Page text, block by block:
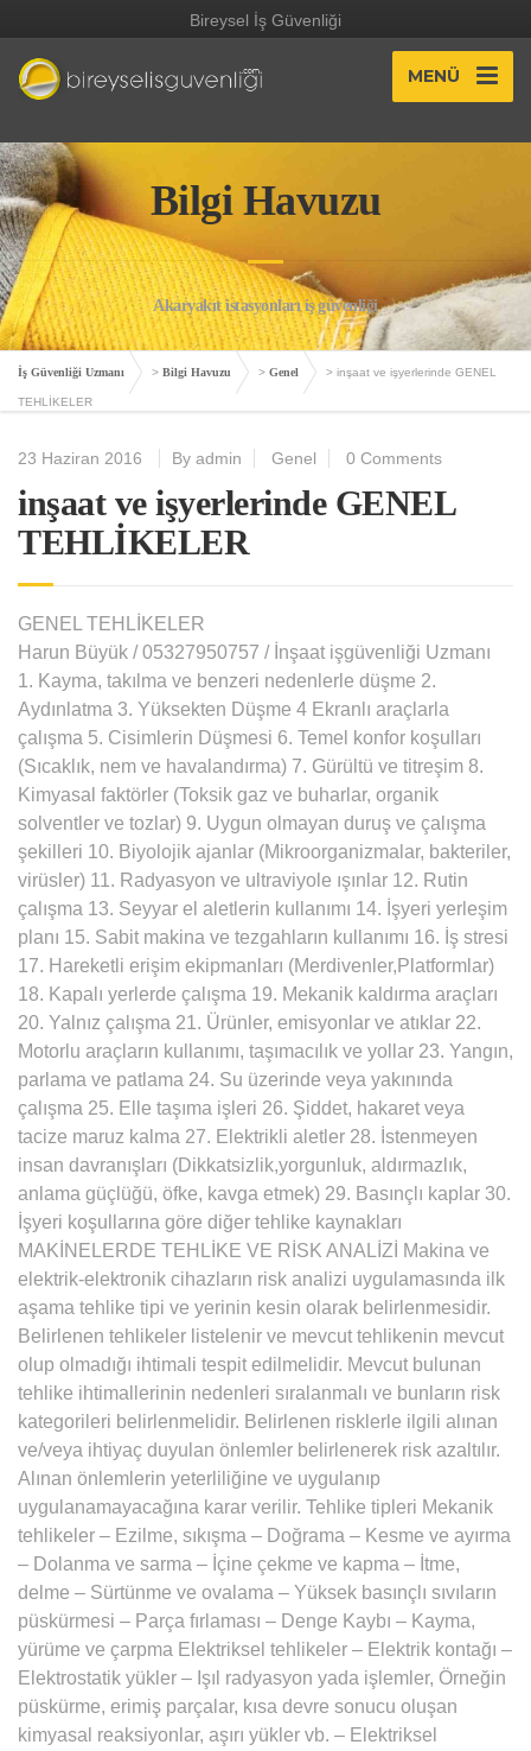
Bireysel İş Güvenliği
MENÜ
Bilgi Havuzu
Akaryakıt istasyonları iş güvenliği
İş Güvenliği Uzmanı > Bilgi Havuzu > Genel > inşaat ve işyerlerinde GENEL
TEHLİKELER
23 Haziran 2016 By admin Genel 0 Comments
inşaat ve işyerlerinde GENEL
TEHLİKELER
GENEL TEHLİKELER
Harun Büyük / 05327950757 / İnşaat işgüvenliği Uzmanı
1. Kayma, takılma ve benzeri nedenlerle düşme 2.
Aydınlatma 3. Yüksekten Düşme 4 Ekranlı araçlarla
çalışma 5. Cisimlerin Düşmesi 6. Temel konfor koşulları
(Sıcaklık, nem ve havalandırma) 7. Gürültü ve titreşim 8.
Kimyasal faktörler (Toksik gaz ve buharlar, organik
solventler ve tozlar) 9. Uygun olmayan duruş ve çalışma
şekilleri 10. Biyolojik ajanlar (Mikroorganizmalar, bakteriler,
virüsler) 11. Radyasyon ve ultraviyole ışınlar 12. Rutin
çalışma 13. Seyyar el aletlerin kullanımı 14. İşyeri yerleşim
planı 15. Sabit makina ve tezgahların kullanımı 16. İş stresi
17. Hareketli erişim ekipmanları (Merdivenler,Platformlar)
18. Kapalı yerlerde çalışma 19. Mekanik kaldırma araçları
20. Yalnız çalışma 21. Ürünler, emisyonlar ve atıklar 22.
Motorlu araçların kullanımı, taşımacılık ve yollar 23. Yangın,
parlama ve patlama 24. Su üzerinde veya yakınında
çalışma 25. Elle taşıma işleri 26. Şiddet, hakaret veya
tacize maruz kalma 27. Elektrikli aletler 28. İstenmeyen
insan davranışları (Dikkatsizlik,yorgunluk, aldırmazlık,
anlama güçlüğü, öfke, kavga etmek) 29. Basınçlı kaplar 30.
İşyeri koşullarına göre diğer tehlike kaynakları
MAKİNELERDE TEHLİKE VE RİSK ANALİZİ Makina ve
elektrik-elektronik cihazların risk analizi uygulamasında ilk
aşama tehlike tipi ve yerinin kesin olarak belirlenmesidir.
Belirlenen tehlikeler listelenir ve mevcut tehlikenin mevcut
olup olmadığı ihtimali tespit edilmelidir. Mevcut bulunan
tehlike ihtimallerinin nedenleri sıralanmalı ve bunların risk
kategorileri belirlenmelidir. Belirlenen risklerle ilgili alınan
ve/veya ihtiyaç duyulan önlemler belirlenerek risk azaltılır.
Alınan önlemlerin yeterliliğine ve uygulanıp
uygulanamayacağına karar verilir. Tehlike tipleri Mekanik
tehlikeler – Ezilme, sıkışma – Doğrama – Kesme ve ayırma
– Dolanma ve sarma – İçine çekme ve kapma – İtme,
delme – Sürtünme ve ovalama – Yüksek basınçlı sıvıların
püskürmesi – Parça fırlaması – Denge Kaybı – Kayma,
yürüme ve çarpma Elektriksel tehlikeler – Elektrik kontağı –
Elektrostatik yükler – Işıl radyasyon yada işlemler, Örneğin
püskürme, erimiş parçalar, kısa devre sonucu oluşan
kimyasal reaksiyonlar, aşırı yükler vb. – Elektriksel